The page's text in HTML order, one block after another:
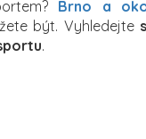
Brno a
být. Vyhledejte
.